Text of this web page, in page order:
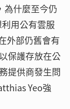
為什麼至今仍
用公有雲服
外部仍舊會有
保護存放在公
提供商發生問
Yeo強